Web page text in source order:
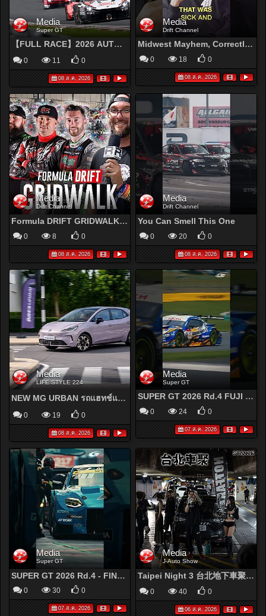
Media
Super GT
【FULL RACE】2026 AUTOBACS SUPER GT Round4 FUJI GT 300km RACE
0 11 0
08 ส.ค. 2026
Media
Drift Channel
Midwest Mayhem, Correctly Named
0 18 0
08 ส.ค. 2026
Media
Drift Channel
Formula DRIFT GRIDWALK w/ Gregg Bucell - Indianapolis 2026
0 8 0
08 ส.ค. 2026
Media
Drift Channel
You Can Smell This One
0 20 0
08 ส.ค. 2026
Media
LIFE STYLE 224
NEW MG URBAN รถแฮทช์แบ็คพลังงานไฟฟ้ารุ่นล่าสุดของ เอ็มจี ราคาเริ่มต้นเพียง 529,900 บาท
0 19 0
08 ส.ค. 2026
Media
Super GT
SUPER GT 2026 Rd.4 FUJI - #19 WedsSport BANDOH GR Supra
0 24 0
07 ส.ค. 2026
Media
Super GT
SUPER GT 2026 Rd.4 - FINAL Highlights
0 30 0
07 ส.ค. 2026
Media
J-Auto Show
Taipei Night 3 台北地下車聚 SGT Night Car Meet
0 40 0
06 ส.ค. 2026